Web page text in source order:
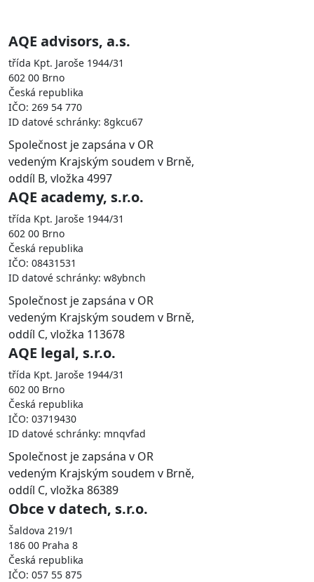
AQE advisors, a.s.
třída Kpt. Jaroše 1944/31
602 00 Brno
Česká republika
IČO: 269 54 770
ID datové schránky: 8gkcu67
Společnost je zapsána v OR
vedeným Krajským soudem v Brně,
oddíl B, vložka 4997
AQE academy, s.r.o.
třída Kpt. Jaroše 1944/31
602 00 Brno
Česká republika
IČO: 08431531
ID datové schránky: w8ybnch
Společnost je zapsána v OR
vedeným Krajským soudem v Brně,
oddíl C, vložka 113678
AQE legal, s.r.o.
třída Kpt. Jaroše 1944/31
602 00 Brno
Česká republika
IČO: 03719430
ID datové schránky: mnqvfad
Společnost je zapsána v OR
vedeným Krajským soudem v Brně,
oddíl C, vložka 86389
Obce v datech, s.r.o.
Šaldova 219/1
186 00 Praha 8
Česká republika
IČO: 057 55 875